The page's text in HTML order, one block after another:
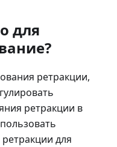
для
ретракции,
ретракции в
для